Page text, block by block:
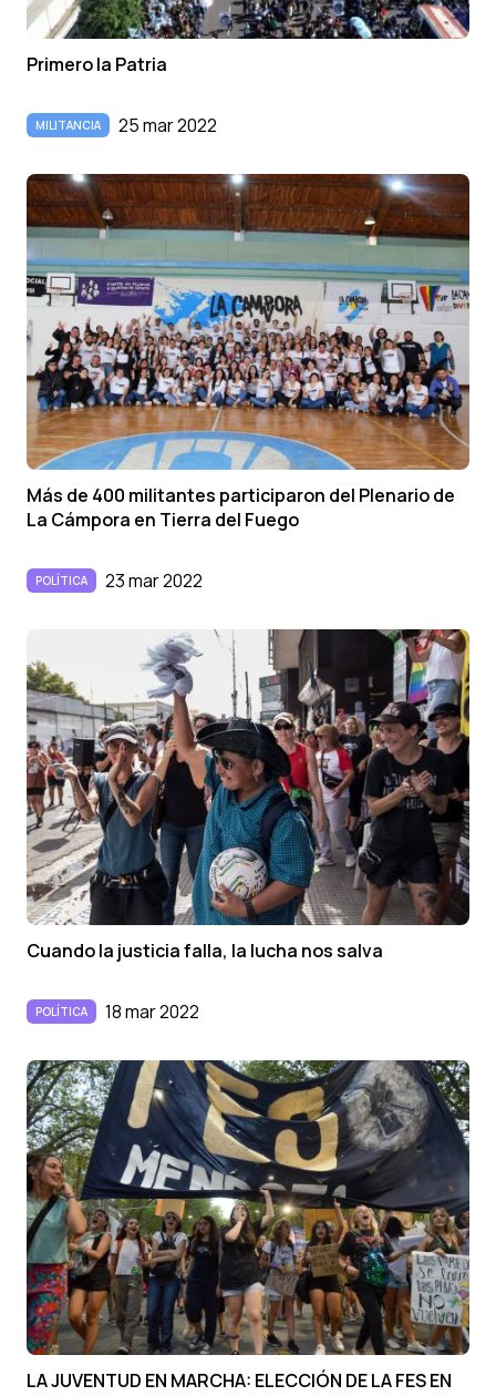
Primero la Patria
MILITANCIA 25 mar 2022
Más de 400 militantes participaron del Plenario de
La Cámpora en Tierra del Fuego
POLÍTICA 23 mar 2022
Cuando la justicia falla, la lucha nos salva
POLÍTICA 18 mar 2022
LA JUVENTUD EN MARCHA: ELECCIÓN DE LA FES EN